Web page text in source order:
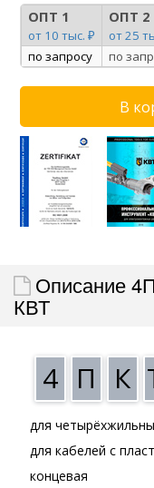
ОПТ 1
от 10 тыс. ₽
ОПТ 2
от 25
по запросу
по
Описание
КВТ
4 П К
для
для кабелей с
концевая